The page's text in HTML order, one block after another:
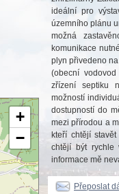
+
−
ideální pro
územního plánu
možná
komunikace
plyn přivedeno
(obecní
zřízení septiku
možností
dostupností do
mezi přírodou a
kteří chtějí
chtějí být rychle
informace mě
Přeposlat